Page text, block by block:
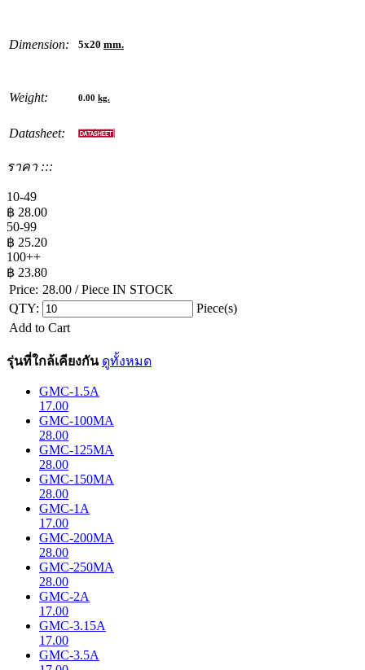
Dimension: 5x20 mm.
Weight: 0.00 kg.
Datasheet:
ราคา :::
10-49
฿ 28.00
50-99
฿ 25.20
100++
฿ 23.80
Price: 28.00 / Piece IN STOCK
QTY:
Piece(s)
Add to Cart
รุ่นที่ใกล้เคียงกัน ดูทั้งหมด
GMC-1.5A
17.00
GMC-100MA
28.00
GMC-125MA
28.00
GMC-150MA
28.00
GMC-1A
17.00
GMC-200MA
28.00
GMC-250MA
28.00
GMC-2A
17.00
GMC-3.15A
17.00
GMC-3.5A